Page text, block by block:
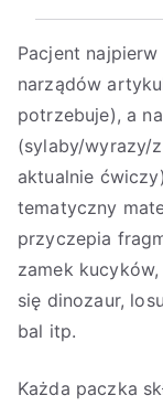
Pacjent
narządów
potrzebuje), a
(sylaby/wyrazy/
aktualnie
tematyczny
przyczepia
zamek
się dinozaur,
bal itp.
Każda paczka